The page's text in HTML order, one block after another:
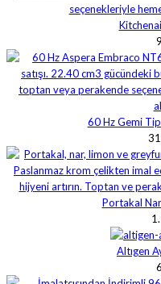
60 Hz Gemi
Portakal Nar
Altıgen